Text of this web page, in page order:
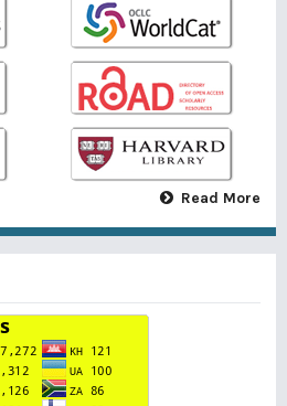
Read More